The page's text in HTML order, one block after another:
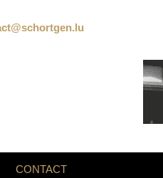
CONTACT